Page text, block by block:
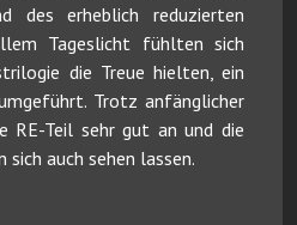
des erheblich reduzierten
Tageslicht fühlten sich
die Treue hielten, ein
Trotz anfänglicher
RE-Teil sehr gut an und die
auch sehen lassen.